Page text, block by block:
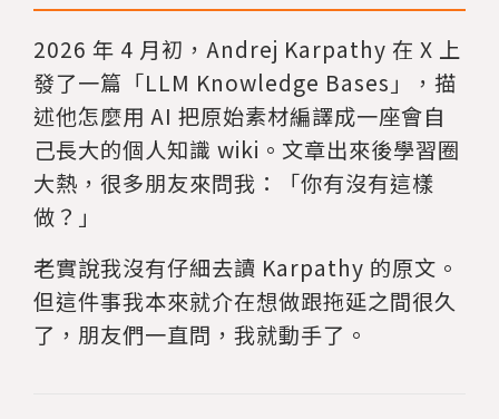
2026 年 4 月初，Andrej Karpathy 在 X 上
發了一篇「LLM Knowledge Bases」，描
述他怎麼用 AI 把原始素材編譯成一座會自
己長大的個人知識 wiki。文章出來後學習圈
大熱，很多朋友來問我：「你有沒有這樣
做？」
老實說我沒有仔細去讀 Karpathy 的原文。
但這件事我本來就介在想做跟拖延之間很久
了，朋友們一直問，我就動手了。